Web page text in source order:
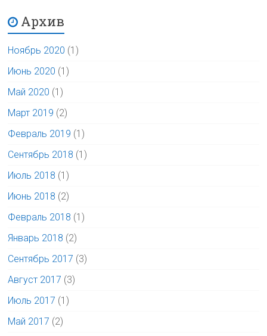
Архив
Ноябрь 2020 (1)
Июнь 2020 (1)
Май 2020 (1)
Март 2019 (2)
Февраль 2019 (1)
Сентябрь 2018 (1)
Июль 2018 (1)
Июнь 2018 (2)
Февраль 2018 (1)
Январь 2018 (2)
Сентябрь 2017 (3)
Август 2017 (3)
Июль 2017 (1)
Май 2017 (2)